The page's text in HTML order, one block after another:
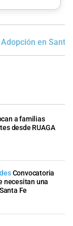
Adopción en Santa
a familias
desde RUAGA
Convocatoria
necesitan una
Fe